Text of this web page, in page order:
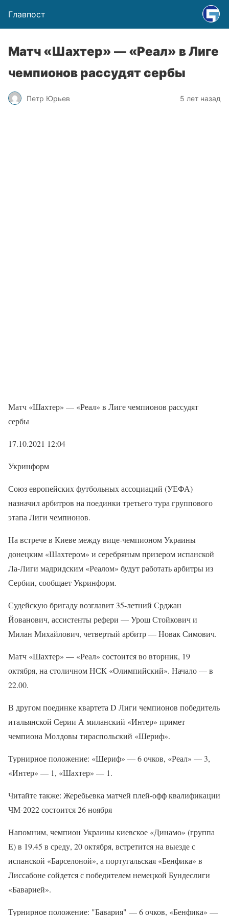
Главпост
Матч «Шахтер» — «Реал» в Лиге
чемпионов рассудят сербы
Петр Юрьев 5 лет назад
Матч «Шахтер» — «Реал» в Лиге чемпионов рассудят
сербы
17.10.2021 12:04
Укринформ
Союз европейских футбольных ассоциаций (УЕФА)
назначил арбитров на поединки третьего тура группового
этапа Лиги чемпионов.
На встрече в Киеве между вице-чемпионом Украины
донецким «Шахтером» и серебряным призером испанской
Ла-Лиги мадридским «Реалом» будут работать арбитры из
Сербии, сообщает Укринформ.
Судейскую бригаду возглавит 35-летний Срджан
Йованович, ассистенты рефери — Урош Стойкович и
Милан Михайлович, четвертый арбитр — Новак Симович.
Матч «Шахтер» — «Реал» состоится во вторник, 19
октября, на столичном НСК «Олимпийский». Начало — в
22.00.
В другом поединке квартета D Лиги чемпионов победитель
итальянской Серии А миланский «Интер» примет
чемпиона Молдовы тираспольский «Шериф».
Турнирное положение: «Шериф» — 6 очков, «Реал» — 3,
«Интер» — 1, «Шахтер» — 1.
Читайте также: Жеребьевка матчей плей-офф квалификации
ЧМ-2022 состоится 26 ноября
Напомним, чемпион Украины киевское «Динамо» (группа
Е) в 19.45 в среду, 20 октября, встретится на выезде с
испанской «Барселоной», а португальская «Бенфика» в
Лиссабоне сойдется с победителем немецкой Бундеслиги
«Баварией».
Турнирное положение: "Бавария" — 6 очков, «Бенфика» —